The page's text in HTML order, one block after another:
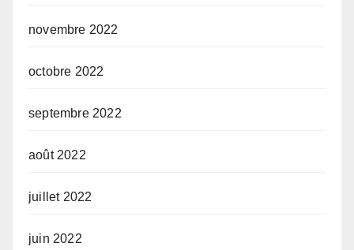
novembre 2022
octobre 2022
septembre 2022
août 2022
juillet 2022
juin 2022